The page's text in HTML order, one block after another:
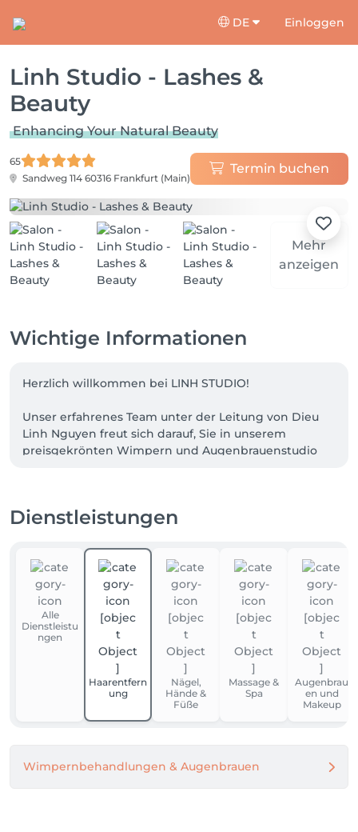
DE Einloggen
Linh Studio - Lashes &
Beauty
Enhancing Your Natural Beauty
65
Sandweg 114 60316 Frankfurt (Main)
Termin buchen
Mehr
anzeigen
Wichtige Informationen
Herzlich willkommen bei LINH STUDIO!
Unser erfahrenes Team unter der Leitung von Dieu
Linh Nguyen freut sich darauf, Sie in unserem
preisgekrönten Wimpern und Augenbrauenstudio
im Herzen von Frankfurt.
Jedes Teammitglied bei LINH STUDIO ist speziell
geschult und teilt unsere Leidenschaft für
Perfektion. Wir nehmen uns die Zeit, Sie individuell
zu beraten und gemeinsam den Look zu kreieren,
der Ihre natürliche Schönheit optimal unterstreicht.
Vertrauen Sie auf die Qualität und den Service, für
den bereits tausende Kundinnen LINH STUDIO
gewählt haben.
Ihr LINH STUDIO Team ✨
Dienstleistungen
Alle
Dienstleistu
ngen
Haarentfern
ung
Nägel,
Hände &
Füße
Massage &
Spa
Augenbrau
en und
Makeup
Wimpernbehandlungen & Augenbrauen